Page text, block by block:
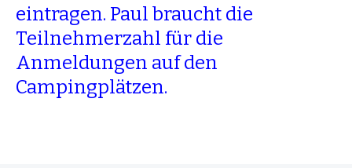
eintragen. Paul braucht die
Teilnehmerzahl für die
Anmeldungen auf den
Campingplätzen.